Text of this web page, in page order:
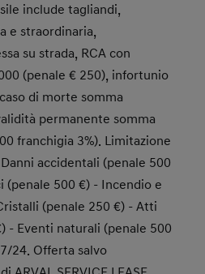
include tagliandi,
e straordinaria,
su strada, RCA con
(penale € 250), infortunio
di morte somma
permanente somma
franchigia 3%). Limitazione
accidentali (penale 500
(penale 500 €) - Incendio e
(penale 250 €) - Atti
- Eventi naturali (penale 500
24. Offerta salvo